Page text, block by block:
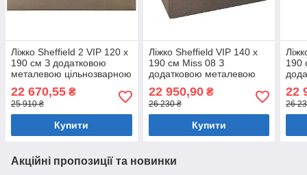
Ліжко Sheffield 2 VIP 120 х
190 см З додатковою
металевою цільнозварною
рамою Сірий
22 670,55 ₴
25 910 ₴
Купити
Ліжко Sheffield VIP 140 х
190 см Miss 08 З
додатковою металевою
цільнозварною рамою
Коричневий
22 950,90₴
26 230 ₴
Купити
190
22
26
Акційні пропозиції та новинки